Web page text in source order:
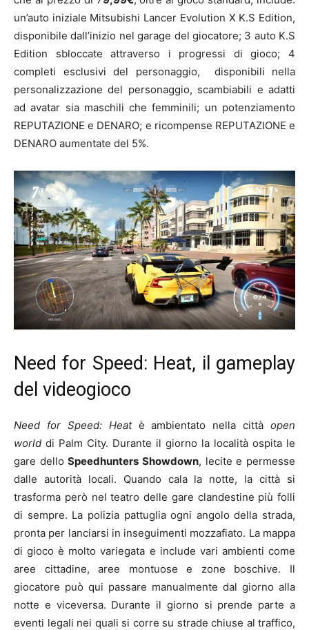
un’auto iniziale Mitsubishi Lancer Evolution X K.S Edition,
disponibile dall’inizio nel garage del giocatore; 3 auto K.S
Edition sbloccate attraverso i progressi di gioco; 4
completi esclusivi del personaggio, disponibili nella
personalizzazione del personaggio, scambiabili e adatti
ad avatar sia maschili che femminili; un potenziamento
REPUTAZIONE e DENARO; e ricompense REPUTAZIONE e
DENARO aumentate del 5%.
Need for Speed: Heat, il gameplay
del videogioco
Need for Speed: Heatè ambientato nella città open
world di Palm City. Durante il giorno la località ospita le
gare delloSpeedhunters Showdown, lecite e permesse
dalle autorità locali. Quando cala la notte, la città si
trasforma però nel teatro delle gare clandestine più folli
di sempre. La polizia pattuglia ogni angolo della strada,
pronta per lanciarsi in inseguimenti mozzafiato. La mappa
di gioco è molto variegata e include vari ambienti come
aree cittadine, aree montuose e zone boschive. Il
giocatore può qui passare manualmente dal giorno alla
notte e viceversa. Durante il giorno si prende parte a
eventi legali nei quali si corre su strade chiuse al traffico,